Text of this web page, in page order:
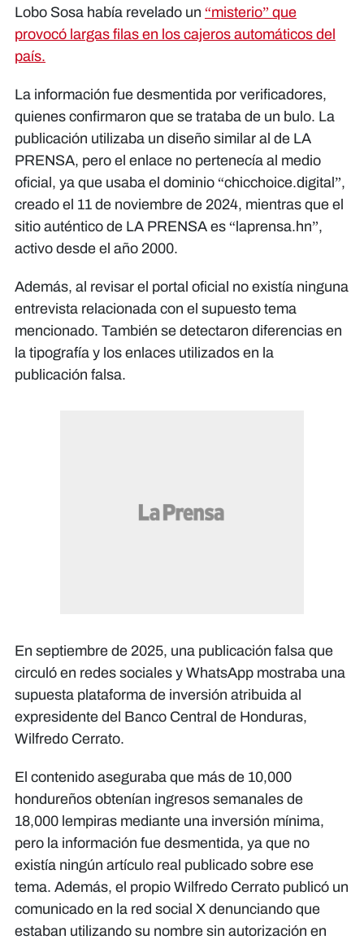
Lobo Sosa había revelado un “misterio” que
provocó largas filas en los cajeros automáticos del
país.
La información fue desmentida por verificadores,
quienes confirmaron que se trataba de un bulo. La
publicación utilizaba un diseño similar al de LA
PRENSA, pero el enlace no pertenecía al medio
oficial, ya que usaba el dominio “chicchoice.digital”,
creado el 11 de noviembre de 2024, mientras que el
sitio auténtico de LA PRENSA es “laprensa.hn”,
activo desde el año 2000.
Además, al revisar el portal oficial no existía ninguna
entrevista relacionada con el supuesto tema
mencionado. También se detectaron diferencias en
la tipografía y los enlaces utilizados en la
publicación falsa.
En septiembre de 2025, una publicación falsa que
circuló en redes sociales y WhatsApp mostraba una
supuesta plataforma de inversión atribuida al
expresidente del Banco Central de Honduras,
Wilfredo Cerrato.
El contenido aseguraba que más de 10,000
hondureños obtenían ingresos semanales de
18,000 lempiras mediante una inversión mínima,
pero la información fue desmentida, ya que no
existía ningún artículo real publicado sobre ese
tema. Además, el propio Wilfredo Cerrato publicó un
comunicado en la red social X denunciando que
estaban utilizando su nombre sin autorización en